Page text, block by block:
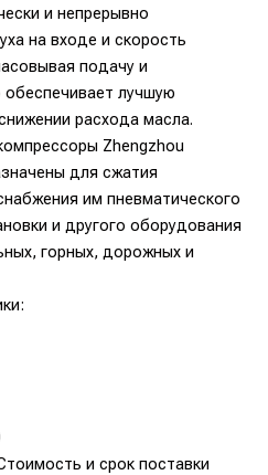
и непрерывно
на входе и скорость
подачу и
лучшую
расхода масла.
Zhengzhou
для сжатия
им пневматического
и другого оборудования
горных, дорожных и
и срок поставки